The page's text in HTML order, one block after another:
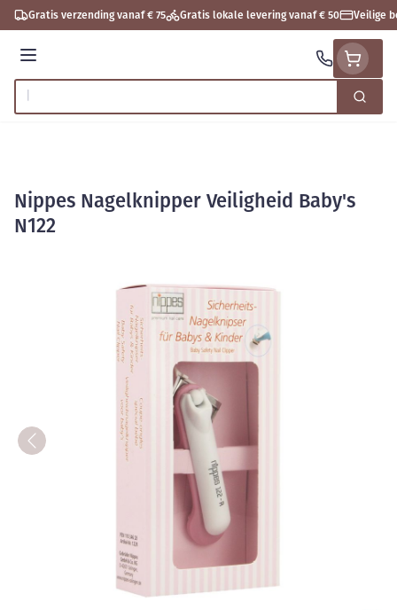
Ga naar de inhoud
Gratis verzending vanaf € 75 Gratis lokale levering vanaf € 50 Veilige
Menu
Product, merk, categorie... Zoek
Nippes Nagelknipper Veiligheid Baby's
N122